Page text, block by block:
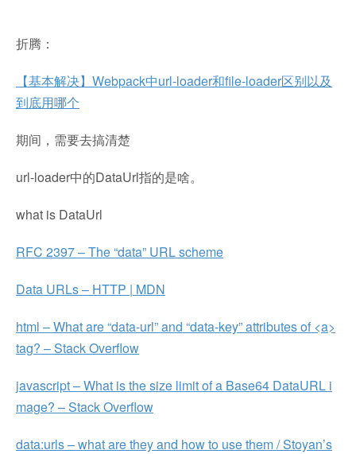
折腾：
【基本解决】Webpack中url-loader和file-loader区别以及
到底用哪个
期间，需要去搞清楚
url-loader中的DataUrl指的是啥。
what is DataUrl
RFC 2397 – The “data” URL scheme
Data URLs – HTTP | MDN
html – What are “data-url” and “data-key” attributes of <a>
tag? – Stack Overflow
javascript – What is the size limit of a Base64 DataURL i
mage? – Stack Overflow
data:urls – what are they and how to use them / Stoyan’s